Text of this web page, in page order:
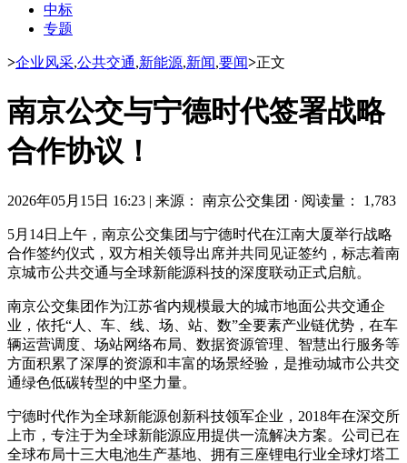
中标
专题
>企业风采,公共交通,新能源,新闻,要闻>正文
南京公交与宁德时代签署战略
合作协议！
2026年05月15日 16:23 | 来源： 南京公交集团 · 阅读量： 1,783
5月14日上午，南京公交集团与宁德时代在江南大厦举行战略
合作签约仪式，双方相关领导出席并共同见证签约，标志着南
京城市公共交通与全球新能源科技的深度联动正式启航。
南京公交集团作为江苏省内规模最大的城市地面公共交通企
业，依托“人、车、线、场、站、数”全要素产业链优势，在车
辆运营调度、场站网络布局、数据资源管理、智慧出行服务等
方面积累了深厚的资源和丰富的场景经验，是推动城市公共交
通绿色低碳转型的中坚力量。
宁德时代作为全球新能源创新科技领军企业，2018年在深交所
上市，专注于为全球新能源应用提供一流解决方案。公司已在
全球布局十三大电池生产基地、拥有三座锂电行业全球灯塔工